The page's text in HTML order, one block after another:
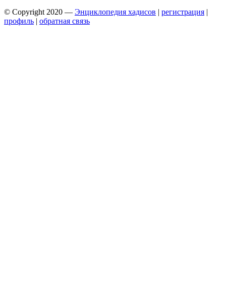
© Copyright 2020 — Энциклопедия хадисов | регистрация |
профиль | обратная связь